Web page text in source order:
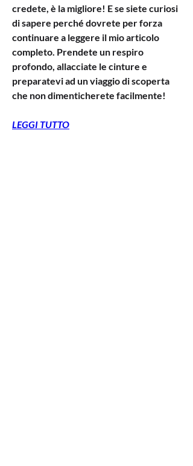
credete, è la migliore! E se siete curiosi
di sapere perché dovrete per forza
continuare a leggere il mio articolo
completo. Prendete un respiro
profondo, allacciate le cinture e
preparatevi ad un viaggio di scoperta
che non dimenticherete facilmente!
LEGGI TUTTO